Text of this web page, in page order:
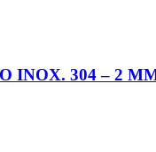
INOX. 304 – 2